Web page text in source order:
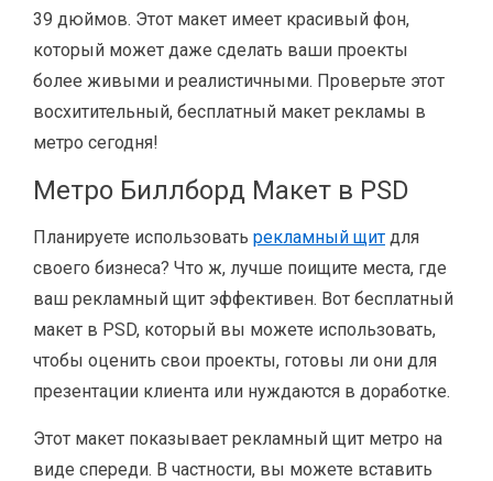
39 дюймов. Этот макет имеет красивый фон,
который может даже сделать ваши проекты
более живыми и реалистичными. Проверьте этот
восхитительный, бесплатный макет рекламы в
метро сегодня!
Метро Биллборд Макет в PSD
Планируете использовать рекламный щит для
своего бизнеса? Что ж, лучше поищите места, где
ваш рекламный щит эффективен. Вот бесплатный
макет в PSD, который вы можете использовать,
чтобы оценить свои проекты, готовы ли они для
презентации клиента или нуждаются в доработке.
Этот макет показывает рекламный щит метро на
виде спереди. В частности, вы можете вставить